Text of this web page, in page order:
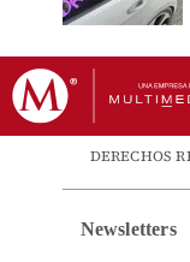
DERECHOS
Newsletters